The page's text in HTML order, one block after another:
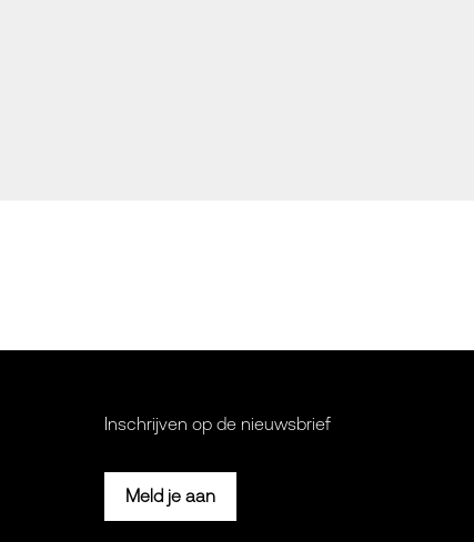
Inschrijven op de nieuwsbrief
Meld je aan